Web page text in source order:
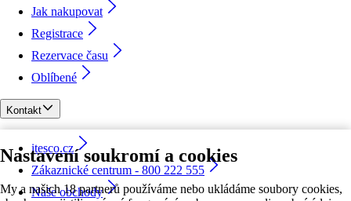
Nastavení soukromí a cookies
My a našich 18 partnerů používáme nebo ukládáme soubory cookies,
Jak nakupovat
Registrace
Rezervace času
Oblíbené
Kontakt
itesco.cz
Zákaznické centrum - 800 222 555
Naše obchody